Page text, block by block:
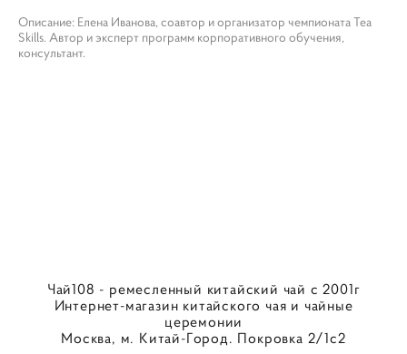
Описание: Елена Иванова, соавтор и организатор чемпионата Tea
Skills. Автор и эксперт программ корпоративного обучения,
консультант.
Чай108 - ремесленный китайский чай с 2001г
Интернет-магазин китайского чая и чайные
церемонии
Москва, м. Китай-Город. Покровка 2/1с2